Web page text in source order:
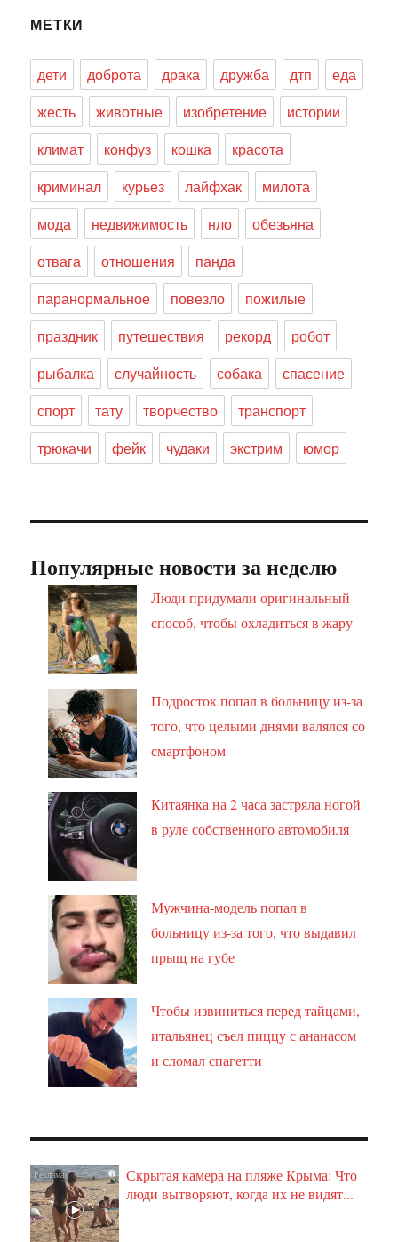
МЕТКИ
дети доброта драка дружба дтп
еда
жесть
животные изобретение
истории
климат
конфуз кошка
красота
криминал
курьез лайфхак
милота
мода
недвижимость нло
обезьяна
отвага
отношения
панда
паранормальное
повезло
пожилые
праздник
путешествия рекорд
робот
рыбалка
случайность собака
спасение
спорт
тату творчество
транспорт
трюкачи
фейк чудаки экстрим юмор
Популярные новости за неделю
Люди придумали оригинальный
способ, чтобы охладиться в жару
Подросток попал в больницу из-за
того, что целыми днями валялся со
смартфоном
Китаянка на 2 часа застряла ногой
в руле собственного автомобиля
Мужчина-модель попал в
больницу из-за того, что выдавил
прыщ на губе
Чтобы извиниться перед тайцами,
итальянец съел пиццу с ананасом
и сломал спагетти
i
Скрытая камера на пляже Крыма: Что
люди вытворяют, когда их не видят...